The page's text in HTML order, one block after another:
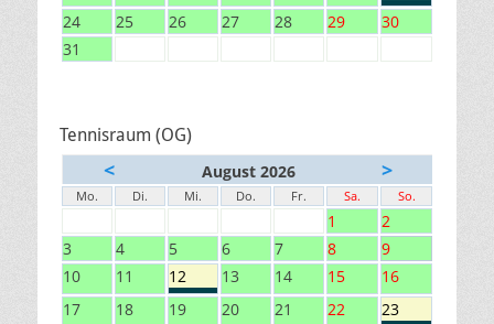
24
25 26 27 28 29
30
31
Tennisraum (OG)
< August 2026 >
Mo. Di. Mi. Do. Fr. Sa. So.
1
2
3
4 5 6 7 8
9
10
11 12 13 14 15
16
17
18 19 20 21 22
23